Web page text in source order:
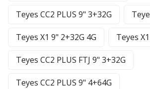
Teyes CC2 PLUS 9" 3+32G
Teyes X1 9" 2+32G 4G Teyes
Teyes CC2 PLUS FTJ 9" 3+32G
Teyes CC2 PLUS 9" 4+64G